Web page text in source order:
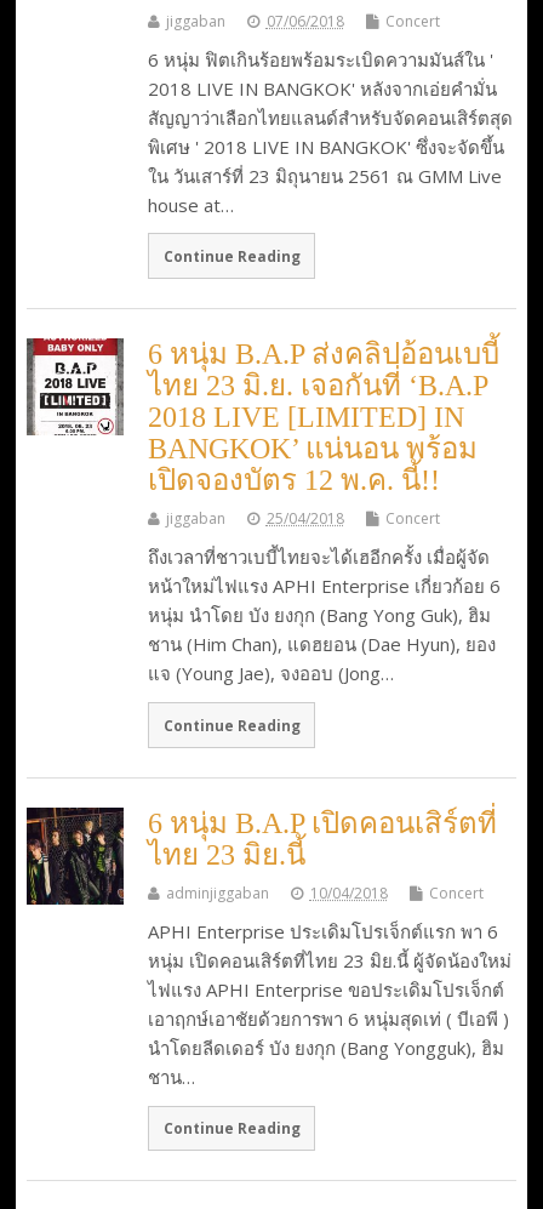
jiggaban 07/06/2018 Concert
6 หนุ่ม ฟิตเกินร้อยพร้อมระเบิดความมันส์ใน '
2018 LIVE IN BANGKOK' ​หลังจากเอ่ยคำมั่น
สัญญาว่าเลือกไทยแลนด์สำหรับจัดคอนเสิร์ตสุด
พิเศษ ' 2018 LIVE IN BANGKOK' ซึ่งจะจัดขึ้น
ใน วันเสาร์ที่ 23 มิถุนายน 2561 ณ GMM Live
house at…
Continue Reading
6 หนุ่ม B.A.P ส่งคลิปอ้อนเบบี้
ไทย 23 มิ.ย. เจอกันที่ ‘B.A.P
2018 LIVE [LIMITED] IN
BANGKOK’ แน่นอน พร้อม
เปิดจองบัตร 12 พ.ค. นี้!!
jiggaban 25/04/2018 Concert
ถึงเวลาที่ชาวเบบี้ไทยจะได้เฮอีกครั้ง เมื่อผู้จัด
หน้าใหม่ไฟแรง APHI Enterprise เกี่ยวก้อย 6
หนุ่ม นำโดย บัง ยงกุก (Bang Yong Guk), ฮิม
ชาน (Him Chan), แดฮยอน (Dae Hyun), ยอง
แจ (Young Jae), จงออบ (Jong…
Continue Reading
6 หนุ่ม B.A.P เปิดคอนเสิร์ตที่
ไทย 23 มิย.นี้
adminjiggaban 10/04/2018 Concert
APHI Enterprise ประเดิมโปรเจ็กต์แรก พา 6
หนุ่ม เปิดคอนเสิร์ตที่ไทย 23 มิย.นี้ ผู้จัดน้องใหม่
ไฟแรง APHI Enterprise ขอประเดิมโปรเจ็กต์
เอาฤกษ์เอาชัยด้วยการพา 6 หนุ่มสุดเท่ ( บีเอพี )
นำโดยลีดเดอร์ บัง ยงกุก (Bang Yongguk), ฮิม
ชาน…
Continue Reading